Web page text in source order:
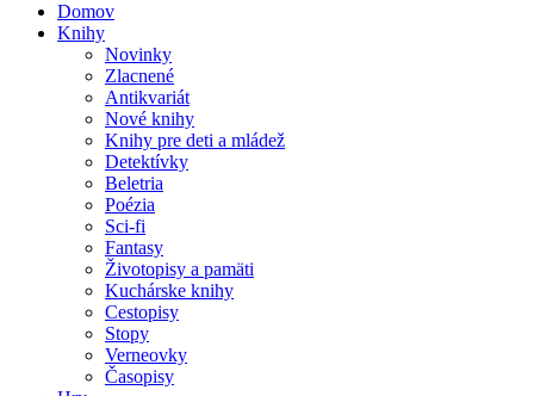
Domov
Knihy
Novinky
Zlacnené
Antikvariát
Nové knihy
Knihy pre deti a mládež
Detektívky
Beletria
Poézia
Sci-fi
Fantasy
Životopisy a pamäti
Kuchárske knihy
Cestopisy
Stopy
Verneovky
Časopisy